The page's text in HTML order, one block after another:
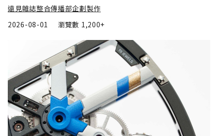
遠見雜誌整合傳播部企劃製作
2026-08-01
瀏覽數 1,200+